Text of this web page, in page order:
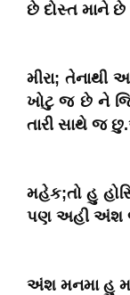
છે દોસ્ત માને
મીરા;
ખોટુ જ છે ને
તારી સાથે જ
મહેક;તો હુ
પણ અહી અંશ
અંશ મનમા હુ